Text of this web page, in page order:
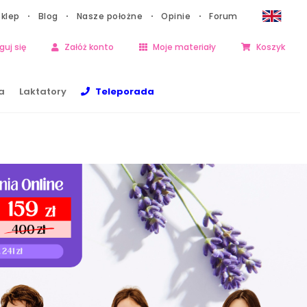
Blog Nasze położne Opinie Forum
się Załóż konto Moje materiały Koszyk
Laktatory Teleporada